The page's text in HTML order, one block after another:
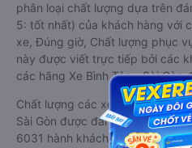
phân loại chất lượng dựa trên
5: tốt nhất) của khách hàng với
xe, Đúng giờ, Chất lượng phục
này được viết trực tiếp bởi các
các hãng Xe Bình Tân - Sài Gòn
Chất lượng các xe khách đi Phù
Sài Gòn được đánh giá 4.6, với
6031 hành khách. Trong đó